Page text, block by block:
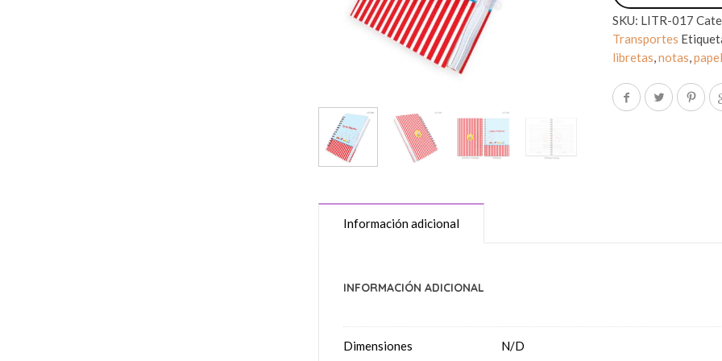
SKU: LITR-017
Transportes
libretas,notas,
Información adicional
INFORMACIÓN ADICIONAL
Dimensiones N/D